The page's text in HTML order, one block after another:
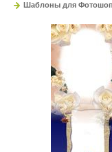
Шаблоны для Фотошоп